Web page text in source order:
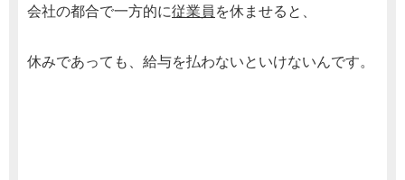
会社の都合で一方的に従業員 を休ませると、
休みであっても、給与を払わないといけないんです。